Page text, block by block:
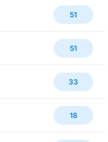
51
51
33
18